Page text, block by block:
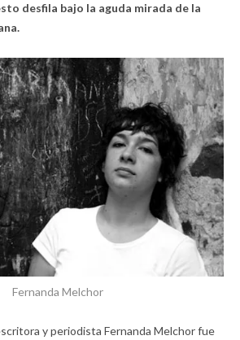
desfila bajo la aguda mirada de la
Fernanda Melchor
y periodista Fernanda Melchor fue